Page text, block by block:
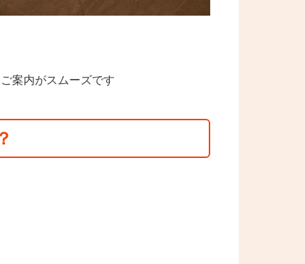
案内がスムーズです